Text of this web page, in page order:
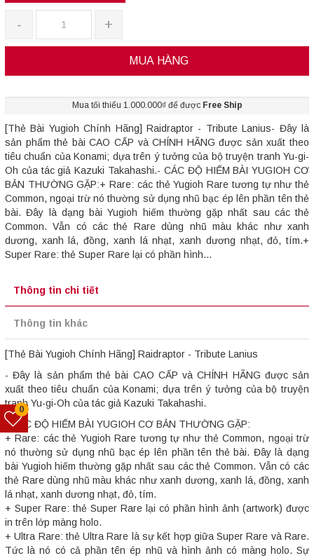
- +
MUA HÀNG
Mua tối thiểu 1.000.000₫ để được Free Ship
[Thẻ Bài Yugioh Chính Hãng] Raidraptor - Tribute Lanius- Đây là
sản phẩm thẻ bài CAO CẤP và CHÍNH HÃNG được sản xuất theo
tiêu chuẩn của Konami; dựa trên ý tưởng của bộ truyện tranh Yu-gi-
Oh của tác giả Kazuki Takahashi.- CÁC ĐỘ HIẾM BÀI YUGIOH CƠ
BẢN THƯỜNG GẶP:+ Rare: các thẻ Yugioh Rare tương tự như thẻ
Common, ngoại trừ nó thường sử dụng nhũ bạc ép lên phần tên thẻ
bài. Đây là dạng bài Yugioh hiếm thường gặp nhất sau các thẻ
Common. Vẫn có các thẻ Rare dùng nhũ màu khác như xanh
dương, xanh lá, đồng, xanh lá nhạt, xanh dương nhạt, đỏ, tím.+
Super Rare: thẻ Super Rare lại có phần hình...
Thông tin chi tiết
Thông tin khác
[Thẻ Bài Yugioh Chính Hãng] Raidraptor - Tribute Lanius
- Đây là sản phẩm thẻ bài CAO CẤP và CHÍNH HÃNG được sản
xuất theo tiêu chuẩn của Konami; dựa trên ý tưởng của bộ truyện
tranh Yu-gi-Oh của tác giả Kazuki Takahashi.
- CÁC ĐỘ HIẾM BÀI YUGIOH CƠ BẢN THƯỜNG GẶP:
+ Rare: các thẻ Yugioh Rare tương tự như thẻ Common, ngoại trừ
nó thường sử dụng nhũ bạc ép lên phần tên thẻ bài. Đây là dạng
bài Yugioh hiếm thường gặp nhất sau các thẻ Common. Vẫn có các
thẻ Rare dùng nhũ màu khác như xanh dương, xanh lá, đồng, xanh
lá nhạt, xanh dương nhạt, đỏ, tím.
+ Super Rare: thẻ Super Rare lại có phần hình ảnh (artwork) được
in trên lớp màng holo.
+ Ultra Rare: thẻ Ultra Rare là sự kết hợp giữa Super Rare và Rare.
Tức là nó có cả phần tên ép nhũ và hình ảnh có màng holo. Sự
0